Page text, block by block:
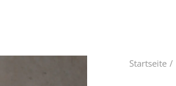
Startseite